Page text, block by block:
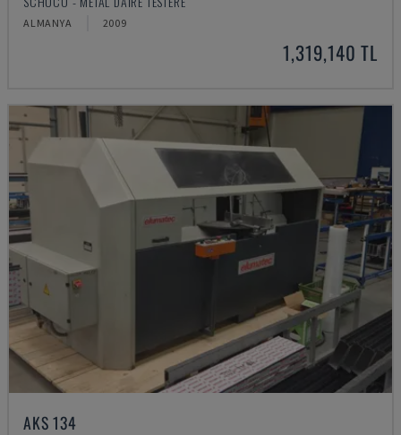
ALMANYA 2009
1,319,140 TL
AKS 134